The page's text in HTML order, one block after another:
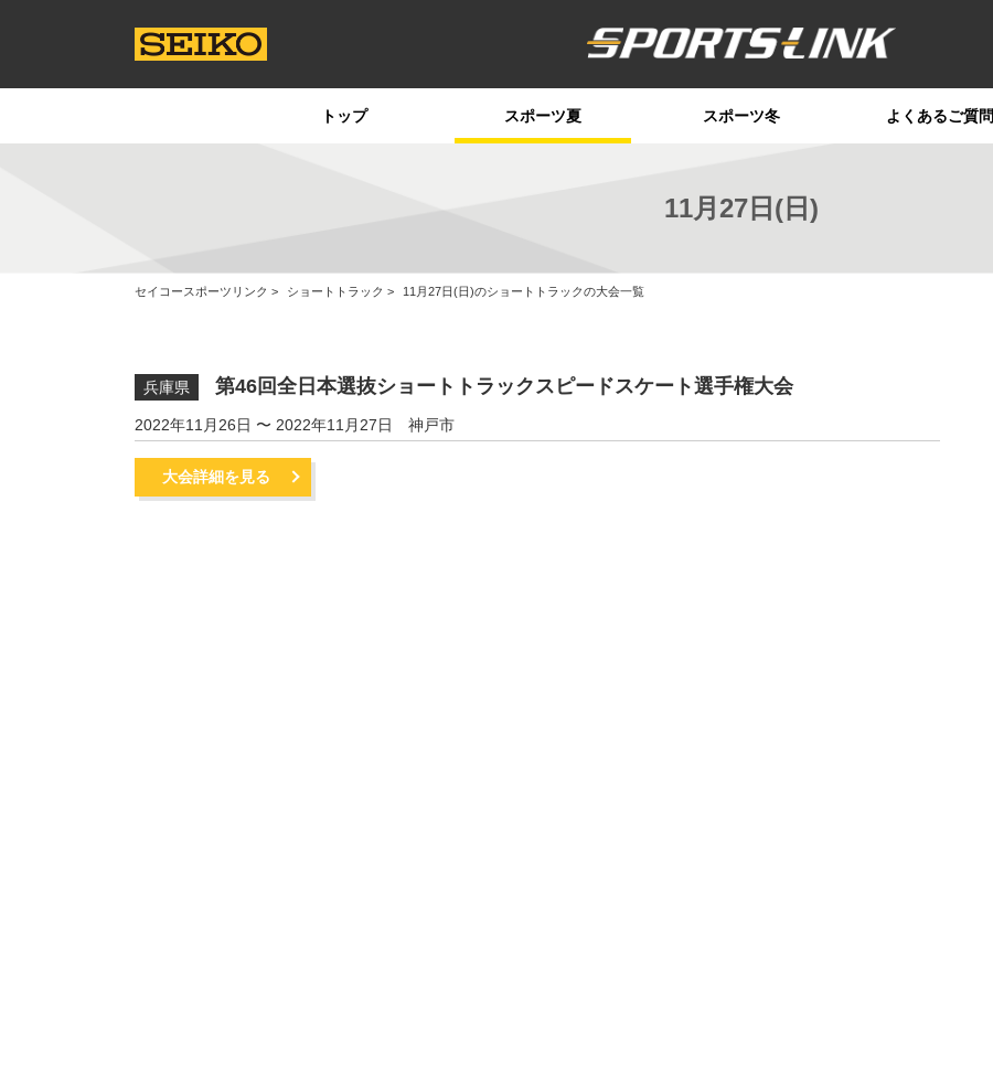
トップ スポーツ夏 スポーツ冬 よくあるご質問
11月27日(日)
セイコースポーツリンク ショートトラック 11月27日(日)のショートトラックの大会一覧
兵庫県 第46回全日本選抜ショートトラックスピードスケート選手権大会
2022年11月26日 〜 2022年11月27日 神戸市
大会詳細を見る